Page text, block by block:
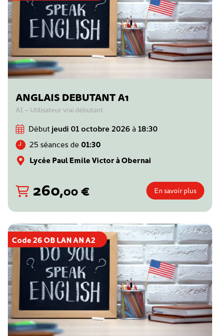
ANGLAIS DEBUTANT A1
A1 – Utilisateur vrai débutant
Début jeudi 01 octobre 2026 à 18:30
25 séances de 01:30
Lycée Paul Emile Victor à Obernai
260,00€ En savoir plus
Code 26 OB LAN AN A2